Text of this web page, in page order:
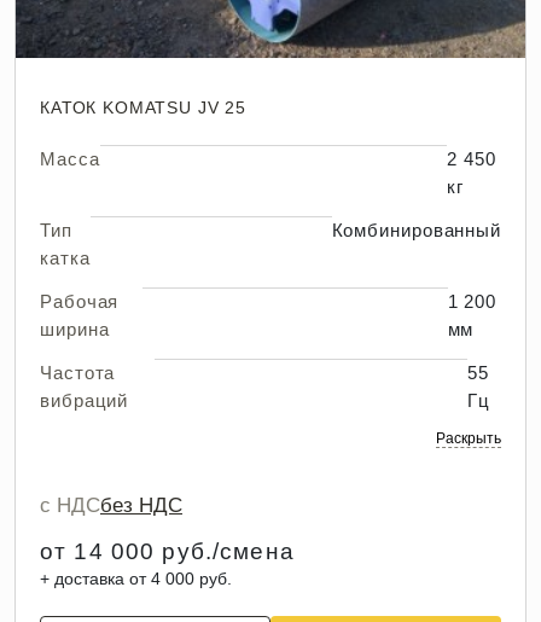
КАТОК KOMATSU JV 25
Масса
2 450
кг
Тип
катка
Комбинированный
Рабочая
ширина
1 200
мм
Частота
вибраций
55
Гц
Раскрыть
с НДСбез НДС
от 14 000 руб./смена
+ доставка от 4 000 руб.